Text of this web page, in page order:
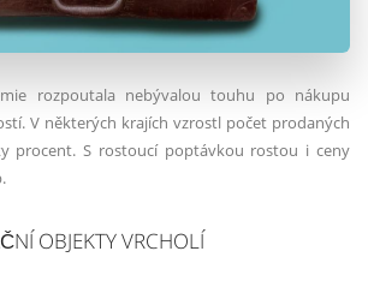
rozpoutala nebývalou touhu po nákupu
V některých krajích vzrostl počet prodaných
procent. S rostoucí poptávkou rostou i ceny
OBJEKTY VRCHOLÍ